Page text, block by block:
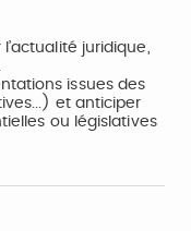
juridique,
issues des
et anticiper
ou législatives